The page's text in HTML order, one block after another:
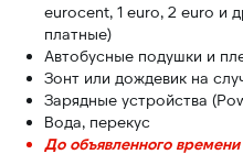
eurocent, 1 euro, 2 euro и
платные)
Автобусные подушки и
Зонт или дождевик на
Зарядные устройства
Вода, перекус
До объявленного
Услуги:
Туры по месяцам
О нас